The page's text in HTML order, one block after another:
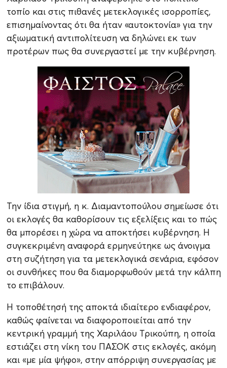
τοπίο και στις πιθανές μετεκλογικές ισορροπίες,
επισημαίνοντας ότι θα ήταν «αυτοκτονία» για την
αξιωματική αντιπολίτευση να δηλώνει εκ των
προτέρων πως θα συνεργαστεί με την κυβέρνηση.
Την ίδια στιγμή, η κ. Διαμαντοπούλου σημείωσε ότι
οι εκλογές θα καθορίσουν τις εξελίξεις και το πώς
θα μπορέσει η χώρα να αποκτήσει κυβέρνηση. Η
συγκεκριμένη αναφορά ερμηνεύτηκε ως άνοιγμα
στη συζήτηση για τα μετεκλογικά σενάρια, εφόσον
οι συνθήκες που θα διαμορφωθούν μετά την κάλπη
το επιβάλουν.
Η τοποθέτησή της αποκτά ιδιαίτερο ενδιαφέρον,
καθώς φαίνεται να διαφοροποιείται από την
κεντρική γραμμή της Χαριλάου Τρικούπη, η οποία
εστιάζει στη νίκη του ΠΑΣΟΚ στις εκλογές, ακόμη
και «με μία ψήφο», στην απόρριψη συνεργασίας με